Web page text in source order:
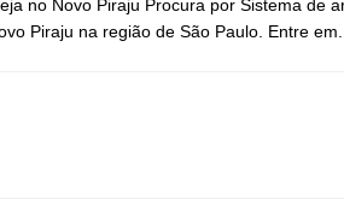
no Novo Piraju Procura por Sistema de
Piraju na região de São Paulo. Entre em...